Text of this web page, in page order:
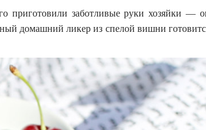
заботливые руки хозяйки —
домашний ликер из спелой вишни